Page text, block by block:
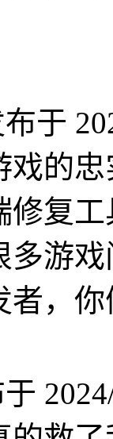
于
戏的
修复
多游
者，